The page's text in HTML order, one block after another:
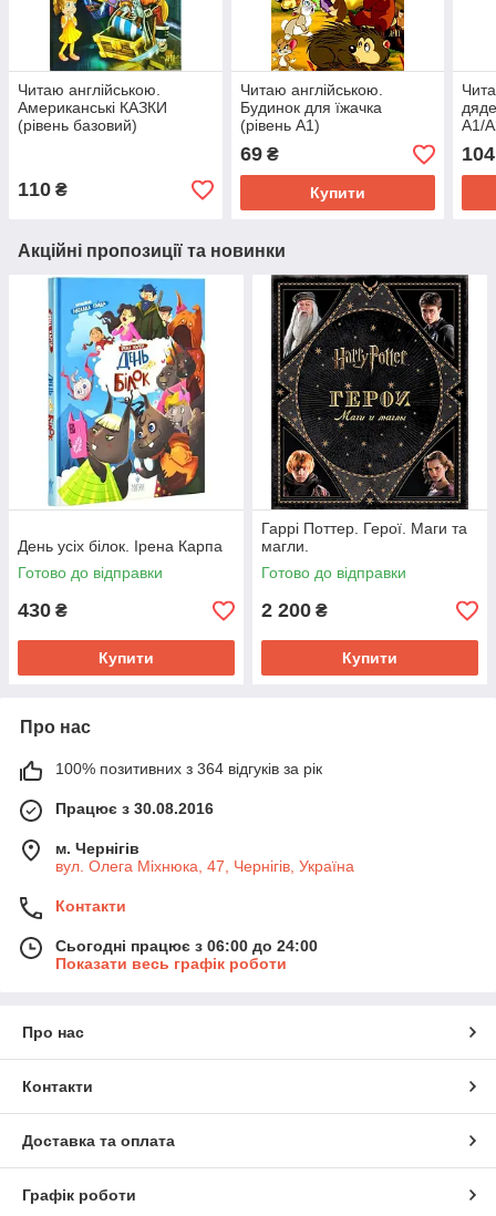
Читаю англійською.
Американські КАЗКИ
(рівень базовий)
110 ₴
Читаю англійською.
Будинок для їжачка
(рівень А1)
69₴
Купити
А1/
104
Акційні пропозиції та новинки
День усіх білок. Ірена Карпа
Готово до відправки
430 ₴
Купити
Гаррі Поттер. Герої. Маги та
магли.
Готово до відправки
2 200 ₴
Купити
Про нас
100% позитивних з 364 відгуків за рік
Працює з 30.08.2016
м. Чернігів
вул. Олега Міхнюка, 47, Чернігів, Україна
Контакти
Сьогодні працює з 06:00 до 24:00
Показати весь графік роботи
Про нас
Контакти
Доставка та оплата
Графік роботи